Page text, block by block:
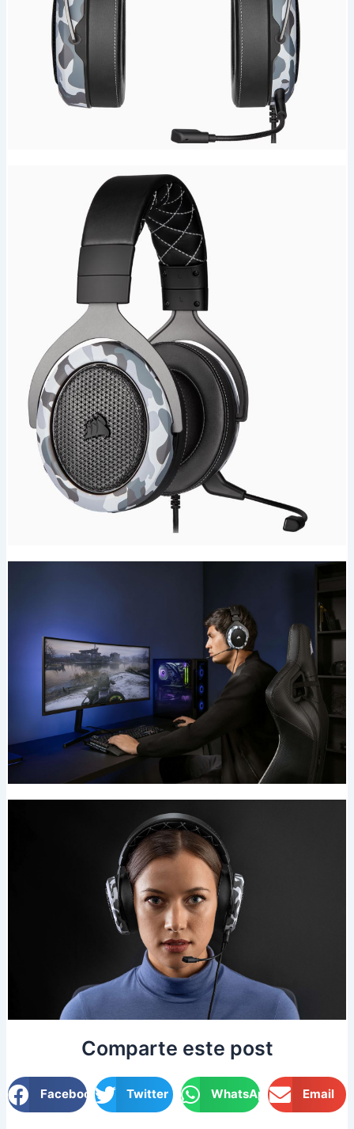
Comparte este post
Facebook Twitter WhatsApp Email